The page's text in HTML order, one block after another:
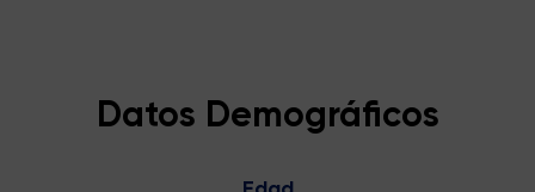
Datos Demográficos